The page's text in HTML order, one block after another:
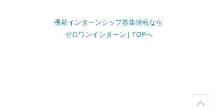
長期インターンシップ募集情報なら
ゼロワンインターン | TOPへ